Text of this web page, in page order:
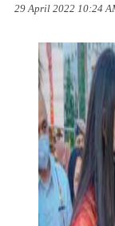
29 April 2022 10:24